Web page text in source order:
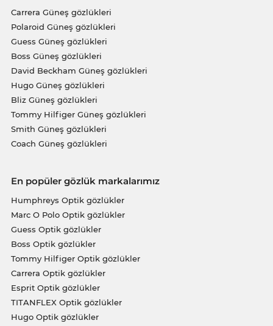
Carrera Güneş gözlükleri
Polaroid Güneş gözlükleri
Guess Güneş gözlükleri
Boss Güneş gözlükleri
David Beckham Güneş gözlükleri
Hugo Güneş gözlükleri
Bliz Güneş gözlükleri
Tommy Hilfiger Güneş gözlükleri
Smith Güneş gözlükleri
Coach Güneş gözlükleri
En popüler gözlük markalarımız
Humphreys Optik gözlükler
Marc O Polo Optik gözlükler
Guess Optik gözlükler
Boss Optik gözlükler
Tommy Hilfiger Optik gözlükler
Carrera Optik gözlükler
Esprit Optik gözlükler
TITANFLEX Optik gözlükler
Hugo Optik gözlükler